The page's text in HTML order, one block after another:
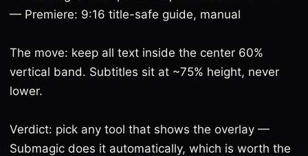
— Premiere: 9:16 title-safe guide, manual
The move: keep all text inside the center 60%
vertical band. Subtitles sit at ~75% height, never
lower.
Verdict: pick any tool that shows the overlay —
Submagic does it automatically, which is worth the